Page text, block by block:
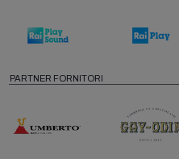
PARTNER FORNITORI